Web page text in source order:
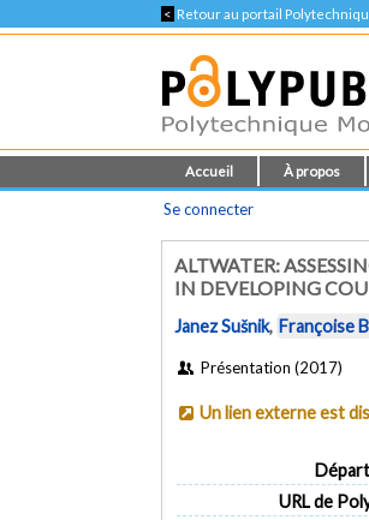
< Retour au portail
Accueil À propos
Se connecter
ALTWATER:
IN DEVELOPING
Janez Sušnik, Françoise
Présentation (2017)
Un lien externe est
URL de